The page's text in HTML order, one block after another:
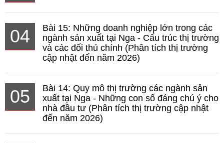
04
Bài 15: Những doanh nghiệp lớn trong các
ngành sản xuất tại Nga - Cấu trúc thị trường
và các đối thủ chính (Phân tích thị trường
cập nhật đến năm 2026)
05
Bài 14: Quy mô thị trường các ngành sản
xuất tại Nga - Những con số đáng chú ý cho
nhà đầu tư (Phân tích thị trường cập nhật
đến năm 2026)